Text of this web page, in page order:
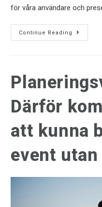
för våra användare och
Continue Reading
Därför
att kunna
event